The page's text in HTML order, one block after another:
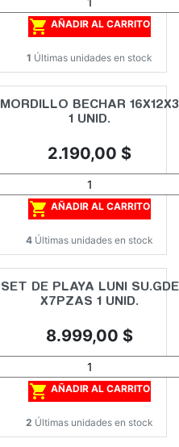
 AÑADIR AL CARRITO
1 Últimas unidades en stock
MORDILLO BECHAR 16X12X3
1 UNID.
Precio
2.190,00 $
 AÑADIR AL CARRITO
4 Últimas unidades en stock
SET DE PLAYA LUNI SU.GDE
X7PZAS 1 UNID.
Precio
8.999,00 $
 AÑADIR AL CARRITO
2 Últimas unidades en stock